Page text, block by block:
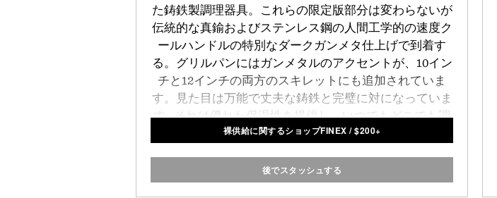
た鋳鉄製調理器具。これらの限定版部分は変わらないが
伝統的な真鍮およびステンレス鋼の人間工学的の速度ク
ールハンドルの特別なダークガンメタ仕上げで到着す
る。グリルパンにはガンメタルのアクセントが、10イン
チと12インチの両方のスキレットにも追加されていま
す。見た目は万能で丈夫な鋳鉄と完璧に対になっていま
す - それは優れた保温性を提供し、いつでもどこでも調
理したいときはほとんど不滅の調理面として使用するこ
裸供給に関するショップFINEX /$200+
後でスタッシュする